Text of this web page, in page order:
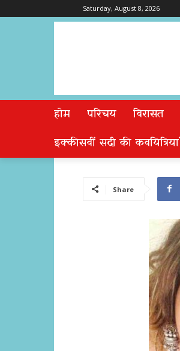
Saturday, August 8, 2026
होम परिचय विरासत
इक्कीसवीं सदी की कवयित्रियां
Share